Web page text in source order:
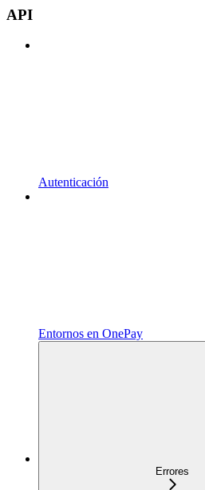
API
Autenticación
Entornos en OnePay
Errores